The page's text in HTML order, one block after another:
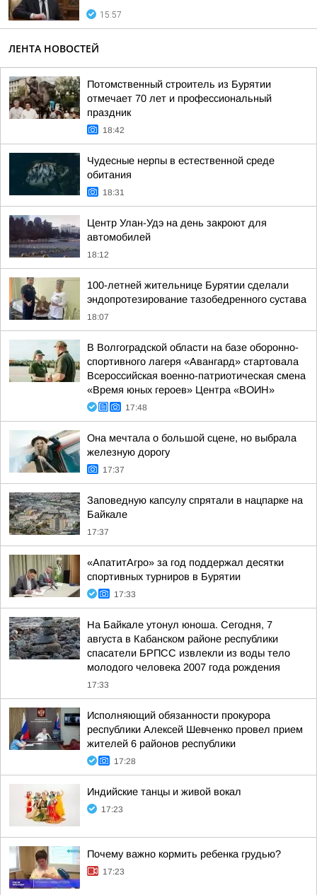
15:57
ЛЕНТА НОВОСТЕЙ
Потомственный строитель из Бурятии
отмечает 70 лет и профессиональный
праздник
18:42
Чудесные нерпы в естественной среде
обитания
18:31
Центр Улан-Удэ на день закроют для
автомобилей
18:12
100-летней жительнице Бурятии сделали
эндопротезирование тазобедренного сустава
18:07
В Волгоградской области на базе оборонно-
спортивного лагеря «Авангард» стартовала
Всероссийская военно-патриотическая смена
«Время юных героев» Центра «ВОИН»
17:48
Она мечтала о большой сцене, но выбрала
железную дорогу
17:37
Заповедную капсулу спрятали в нацпарке на
Байкале
17:37
«АпатитАгро» за год поддержал десятки
спортивных турниров в Бурятии
17:33
На Байкале утонул юноша. Сегодня, 7
августа в Кабанском районе республики
спасатели БРПСС извлекли из воды тело
молодого человека 2007 года рождения
17:33
Исполняющий обязанности прокурора
республики Алексей Шевченко провел прием
жителей 6 районов республики
17:28
Индийские танцы и живой вокал
17:23
Почему важно кормить ребенка грудью?
17:23